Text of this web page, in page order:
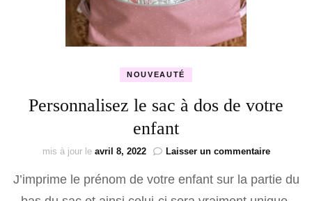
NOUVEAUTÉ
Personnalisez le sac à dos de votre
enfant
mis à jour le avril 8, 2022 Laisser un commentairesur
le
J’imprime le prénom de votre enfant sur la partie du